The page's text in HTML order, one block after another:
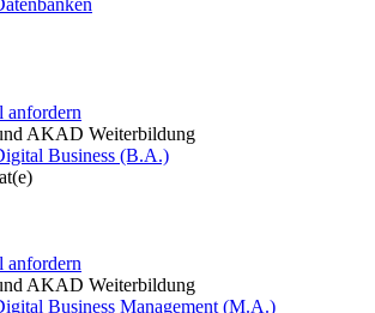
anfordern
AKAD Weiterbildung
Business (B.A.)
anfordern
AKAD Weiterbildung
Business Management (M.A.)